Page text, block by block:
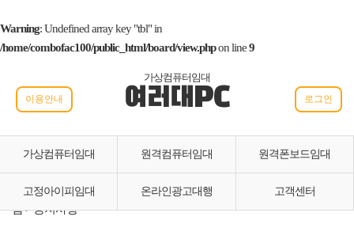
Warning: Undefined array key "tbl" in
/home/combofac100/public_html/board/view.phpon line9
가상컴퓨터임대
여러대PC
이용안내 로그인
가상컴퓨터임대 원격컴퓨터임대 원격폰보드임대
고정아이피임대 온라인광고대행 고객센터
홈 > 공지사항